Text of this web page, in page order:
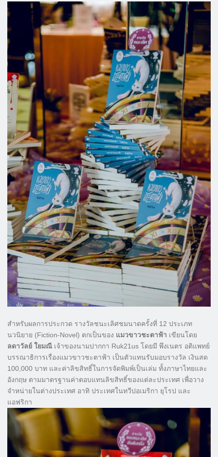
สำหรับผลการประกวด รางวัลชนะเลิศชมนาดครั้งที่ 12 ประเภท
นวนิยาย (Fiction-Novel) ตกเป็นของ แมวขาวชะตาฟ้า เขียนโดย
ลดาวัลย์ ใยมณี เจ้าของนามปากกา Ruk21us โดยมี พึงเนตร อติแพทย์
บรรณาธิการเรื่องแมวขาวชะตาฟ้า เป็นตัวแทนรับมอบรางวัล เงินสด
100,000 บาท และค่าลิขสิทธิ์ในการจัดพิมพ์เป็นเล่ม ทั้งภาษาไทยและ
อังกฤษ ตามมาตรฐานค่าตอบแทนลิขสิทธิ์ของแต่ละประเทศ เพื่อวาง
จำหน่ายในต่างประเทศ อาทิ ประเทศในทวีปอเมริกา ยุโรป และ
แอฟริกา